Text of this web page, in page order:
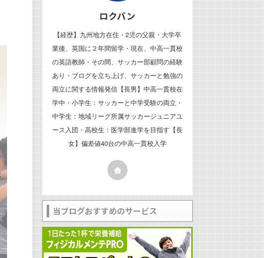
ロクバン
【経歴】九州地方在住・2児の父親・大学卒
業後、英国に２年間留学・現在、中高一貫校
の英語教師・その間、サッカー部顧問の経験
あり・ブログを立ち上げ、サッカーと勉強の
両立に関する情報発信【長男】中高一貫校在
学中・小学生：サッカーと中学受験の両立・
中学生：地域リーグ所属サッカージュニアユ
ース入団・高校生：医学部進学を目指す【長
女】偏差値40台の中高一貫校入学
当ブログおすすめのサービス